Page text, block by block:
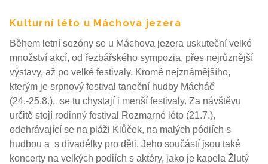
Kulturní léto u Máchova jezera
Během letní sezóny se u Máchova jezera uskuteční velké
množství akcí, od řezbářského sympozia, přes nejrůznější
výstavy, až po velké festivaly. Kromě nejznámějšího,
kterým je srpnový festival taneční hudby Mácháč
(24.-25.8.), se tu chystají i menší festivaly. Za návštěvu
určitě stojí rodinný festival Rozmarné léto (21.7.),
odehrávající se na pláži Klůček, na malých pódiích s
hudbou a s divadélky pro děti. Jeho součástí jsou také
koncerty na velkých podiích s aktéry, jako je kapela Žlutý